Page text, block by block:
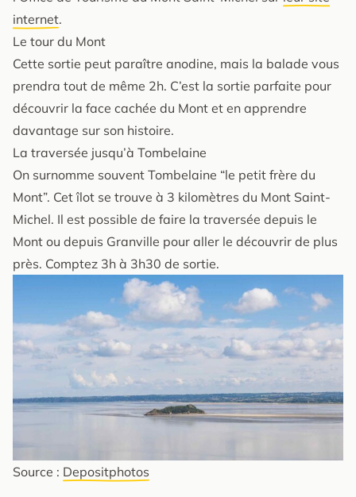
internet.
Le tour du Mont
Cette sortie peut paraître anodine, mais la balade vous
prendra tout de même 2h. C’est la sortie parfaite pour
découvrir la face cachée du Mont et en apprendre
davantage sur son histoire.
La traversée jusqu’à Tombelaine
On surnomme souvent Tombelaine “le petit frère du
Mont”. Cet îlot se trouve à 3 kilomètres du Mont Saint-
Michel. Il est possible de faire la traversée depuis le
Mont ou depuis Granville pour aller le découvrir de plus
près. Comptez 3h à 3h30 de sortie.
Source : Depositphotos